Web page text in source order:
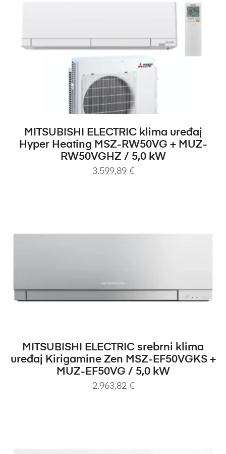
DODAJ U KOŠARICU
MITSUBISHI ELECTRIC klima uređaj
Hyper Heating MSZ-RW50VG + MUZ-
RW50VGHZ / 5,0 kW
3.599,89 €
DODAJ U KOŠARICU
MITSUBISHI ELECTRIC srebrni klima
uređaj Kirigamine Zen MSZ-EF50VGKS +
MUZ-EF50VG / 5,0 kW
2.963,82 €